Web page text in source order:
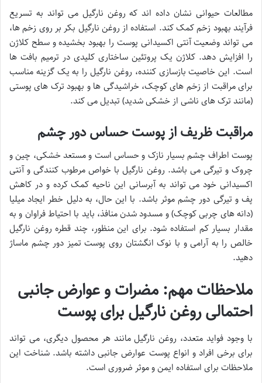
مطالعات حیوانی نشان داده اند که روغن نارگیل می تواند به تسریع
فرآیند بهبود زخم کمک کند. استفاده از روغن نارگیل بکر بر روی زخم ها،
می تواند وضعیت آنتی اکسیدانی پوست را بهبود بخشیده و سطح کلاژن
را افزایش دهد. کلاژن یک پروتئین ساختاری کلیدی در ترمیم بافت ها
است. این خاصیت بازسازی کننده، روغن نارگیل را به یک گزینه مناسب
برای مراقبت از زخم های کوچک، خراشیدگی ها و بهبود ترک های پوستی
(مانند ترک های ناشی از خشکی شدید) تبدیل می کند.
مراقبت ظریف از پوست حساس دور چشم
پوست اطراف چشم بسیار نازک و حساس است و مستعد خشکی، چین و
چروک و تیرگی می باشد. روغن نارگیل با خواص مرطوب کنندگی و آنتی
اکسیدانی خود می تواند به آبرسانی این ناحیه کمک کرده و در کاهش
پف و تیرگی دور چشم موثر باشد. با این حال، به دلیل خطر ایجاد میلیا
(دانه های چربی کوچک) و مسدود شدن منافذ، باید با احتیاط فراوان و به
مقدار بسیار کم استفاده شود. برای این منظور، چند قطره روغن نارگیل
خالص را به آرامی و با نوک انگشتان روی پوست تمیز دور چشم ماساژ
دهید.
ملاحظات مهم: مضرات و عوارض جانبی
احتمالی روغن نارگیل برای پوست
با وجود فواید متعدد، روغن نارگیل مانند هر محصول دیگری، می تواند
برای برخی افراد و انواع پوست عوارض جانبی داشته باشد. شناخت این
ملاحظات برای استفاده ایمن و موثر ضروری است.